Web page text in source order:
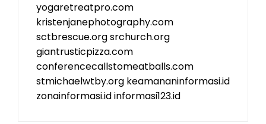
yogaretreatpro.com
kristenjanephotography.com
sctbrescue.orgsrchurch.org
giantrusticpizza.com
conferencecallstomeatballs.com
stmichaelwtby.org keamananinformasi.id
zonainformasi.idinformasi123.id